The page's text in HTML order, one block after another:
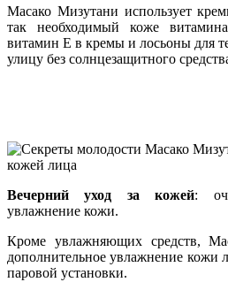
Масако Мизутани использует
так необходимый коже
витамин Е в кремы и лосьоны для
улицу без солнцезащитного
Вечерний уход за кожей:
увлажнение кожи.
Кроме увлажняющих средств,
дополнительное увлажнение
паровой установки.